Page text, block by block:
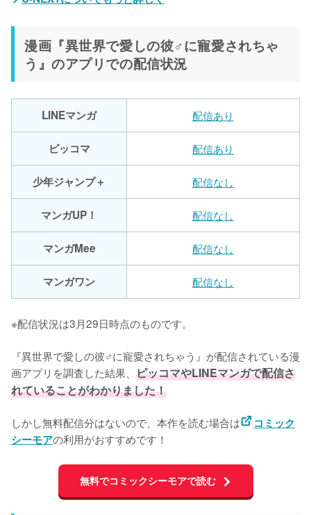
漫画『異世界で愛しの彼♂に寵愛されちゃ
う』のアプリでの配信状況
LINEマンガ 配信あり
ピッコマ 配信あり
少年ジャンプ＋ 配信なし
マンガUP！ 配信なし
マンガMee 配信なし
マンガワン 配信なし
※配信状況は3月29日時点のものです。
『異世界で愛しの彼♂に寵愛されちゃう』が配信されている漫
画アプリを調査した結果、 ピッコマやLINEマンガで配信さ
れていることがわかりました！
しかし無料配信分はないので、本作を読む場合は
コミック
シーモアの利用がおすすめです！
無料でコミックシーモアで読む